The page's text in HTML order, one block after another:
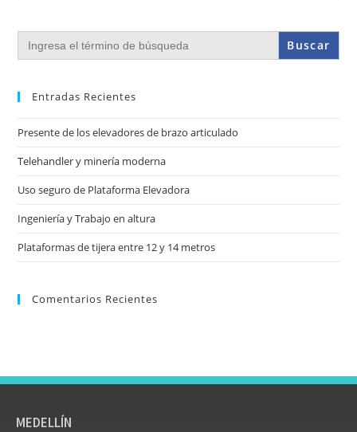
Buscar:
Entradas Recientes
Presente de los elevadores de brazo articulado
Telehandler y minería moderna
Uso seguro de Plataforma Elevadora
Ingeniería y Trabajo en altura
Plataformas de tijera entre 12 y 14 metros
Comentarios Recientes
MEDELLÍN